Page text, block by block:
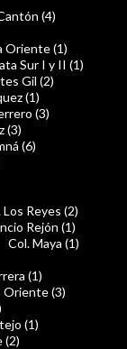
(4)
Oriente (1)
Sur I y II (1)
Gil (2)
(1)
(3)
(3)
(6)
Los Reyes (2)
Rejón (1)
Col. Maya (1)
(1)
Oriente (3)
(1)
(2)